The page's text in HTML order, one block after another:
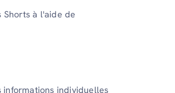
Shorts à l'aide de
informations individuelles